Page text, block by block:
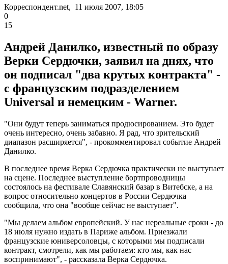
Корреспондент.net, 11 июля 2007, 18:05
0
15
Андрей Данилко, известный по образу
Верки Сердючки, заявил на днях, что
он подписал "два крутых контракта" -
с французским подразделением
Universal и немецким - Warner.
"Они будут теперь заниматься продюсированием. Это будет
очень интересно, очень забавно. Я рад, что зрительский
диапазон расширяется", - прокомментировал событие Андрей
Данилко.
В последнее время Верка Сердючка практически не выступает
на сцене. Последнее выступление бортпроводницы
состоялось на фестивале Славянский базар в Витебске, а на
вопрос относительно концертов в России Сердючка
сообщила, что она "вообще сейчас не выступает".
"Мы делаем альбом европейский. У нас нереальные сроки - до
18 июля нужно издать в Париже альбом. Приезжали
французские юниверсоловцы, с которыми мы подписали
контракт, смотрели, как мы работаем: кто мы, как нас
воспринимают", - рассказала Верка Сердючка.